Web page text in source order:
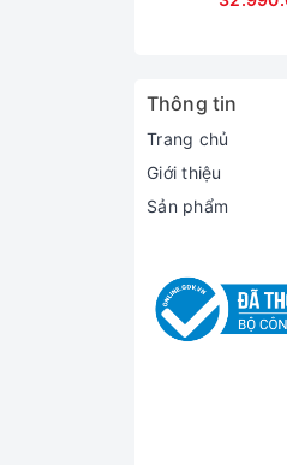
cho tốc độ
dàng sử dụng
nên bạn hoàn
4060 8GB, 16"
Thông tin
Trang chủ
Giới thiệu
Sản phẩm